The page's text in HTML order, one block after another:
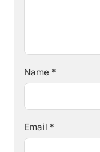
Name *
Email *